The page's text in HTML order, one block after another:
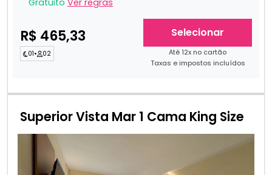
Gratuito Ver regras
R$ 465,33
01• 02
Selecionar
Até 12x no cartão
Taxas e impostos incluídos
Superior Vista Mar 1 Cama King Size